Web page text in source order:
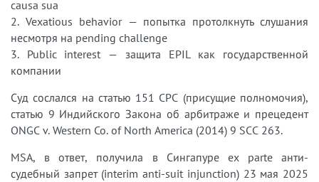
causa sua
2. Vexatious behavior — попытка протолкнуть слушания
несмотря на pending challenge
3. Public interest — защита EPIL как государственной
компании
Суд сослался на статью 151 CPC (присущие полномочия),
статью 9 Индийского Закона об арбитраже и прецедент
ONGC v. Western Co. of North America (2014) 9 SCC 263.
MSA, в ответ, получила в Сингапуре ex parte анти-
судебный запрет (interim anti-suit injunction) 23 мая 2025